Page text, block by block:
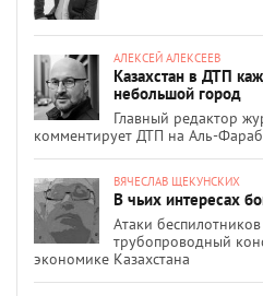
АЛЕКСЕЙ АЛЕКСЕЕВ
Казахстан в ДТП
небольшой город
Главный редактор
комментирует ДТП на Аль-
ВЯЧЕСЛАВ ЩЕКУНСКИХ
В чьих интересах
Атаки
трубопроводный
экономике Казахстана